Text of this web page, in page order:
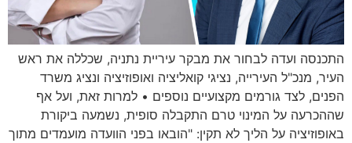
התכנסה ועדה לבחור את מבקר עיריית נתניה, שכללה את ראש
העיר, מנכ"ל העירייה, נציגי קואליציה ואופוזיציה ונציג משרד
הפנים, לצד גורמים מקצועיים נוספים • למרות זאת, ועל אף
שההכרעה על המינוי טרם התקבלה סופית, נשמעה ביקורת
באופוזיציה על הליך לא תקין: "הובאו בפני הוועדה מועמדים מתוך